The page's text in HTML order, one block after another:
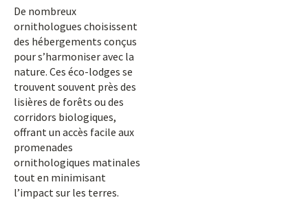
De nombreux
ornithologues choisissent
des hébergements conçus
pour s’harmoniser avec la
nature. Ces éco-lodges se
trouvent souvent près des
lisières de forêts ou des
corridors biologiques,
offrant un accès facile aux
promenades
ornithologiques matinales
tout en minimisant
l’impact sur les terres.